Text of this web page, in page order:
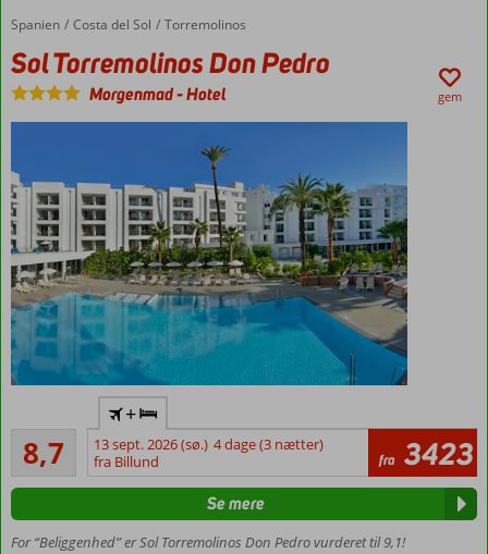
for
Forside
Spanien Costa del Sol Torremolinos
Sol Torremolinos Don Pedro
Sol Torremolinos Don Pedro
Morgenmad-Hotel gem
Bajondillo-
stranden
Torremolinos
centrum –
Stort
8,7
Alletiders
61
anmeldelser
+
13 sept. 2026 (sø.) 4 dage (3 nætter)
fra Billund
fra 3423
For “Beliggenhed” er Sol Torremolinos Don Pedro vurderet til 9,1!
Se mere